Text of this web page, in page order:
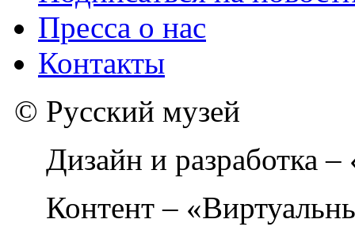
Пресса о нас
Контакты
© Русский музей
Дизайн и разработка
Контент –